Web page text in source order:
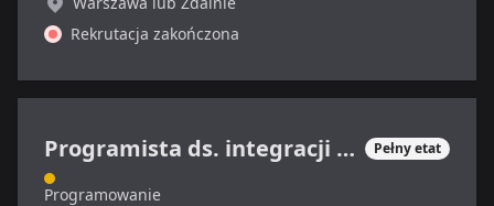
Rekrutacja zakończona
Programista ds. integracji systemów Pełny etat
Programowanie